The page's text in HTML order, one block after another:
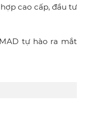
cao cấp, đầu tư
tự hào ra mắt